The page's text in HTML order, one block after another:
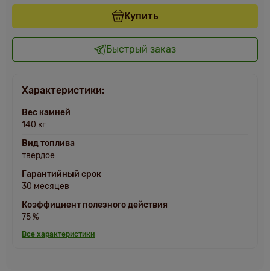
Купить
Быстрый заказ
Характеристики:
Вес камней
140 кг
Вид топлива
твердое
Гарантийный срок
30 месяцев
Коэффициент полезного действия
75 %
Все характеристики